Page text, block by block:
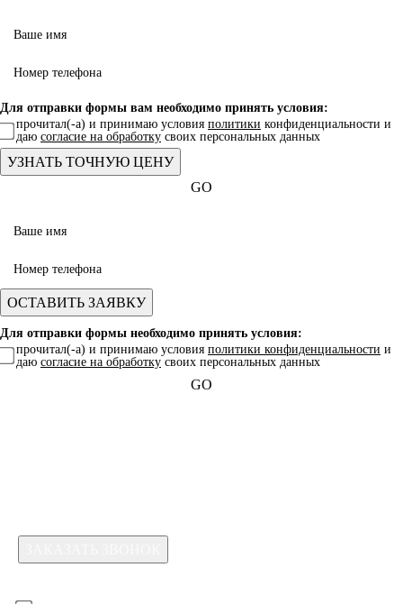
Для отправки формы вам необходимо принять условия:
прочитал(-а) и принимаю условия политики конфиденциальности и
даю согласие на обработку своих персональных данных
GO
Для отправки формы необходимо принять условия:
прочитал(-а) и принимаю условия политики конфиденциальности и
даю согласие на обработку своих персональных данных
GO